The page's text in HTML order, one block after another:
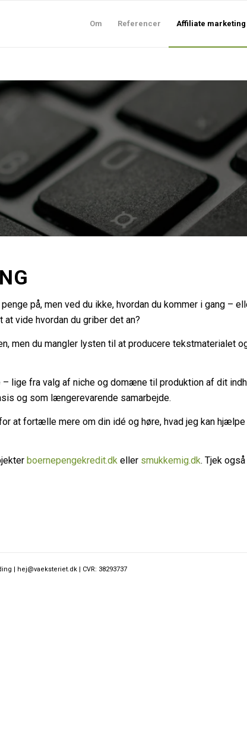
Om Referencer Affiliate marketing
på, men ved du ikke, hvordan du kommer i gang –
vide hvordan du griber det an?
men du mangler lysten til at producere tekstmaterialet
lige fra valg af niche og domæne til produktion af dit
og som længerevarende samarbejde.
at fortælle mere om din idé og høre, hvad jeg kan
boernepengekredit.dk eller smukkemig.dk. Tjek
| hej@vaeksteriet.dk | CVR: 38293737